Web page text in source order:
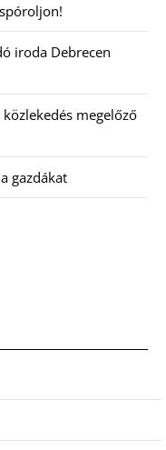
iroda Debrecen
megelőző
gazdákat